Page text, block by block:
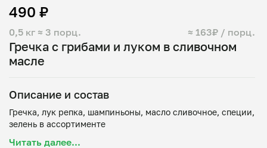
Гречка с грибами и луком в сливочном
масле
0,5 кг ≈ 3 порц. ≈ 163₽ / порц.
490 ₽
Описание и состав
Гречка, лук репка, шампиньоны, масло сливочное, специи,
Читать далее...